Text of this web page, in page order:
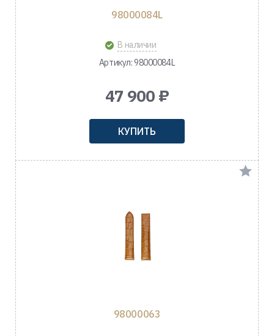
98000084L
В наличии
Артикул: 98000084L
47 900 ₽
КУПИТЬ
98000063